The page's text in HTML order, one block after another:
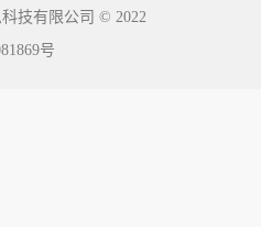
技有限公司 © 2022
号